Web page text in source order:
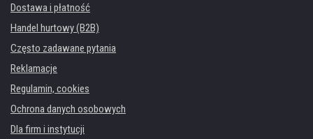
Dostawa i płatność
Handel hurtowy (B2B)
Często zadawane pytania
Reklamacje
Regulamin, cookies
Ochrona danych osobowych
Dla firm i instytucji